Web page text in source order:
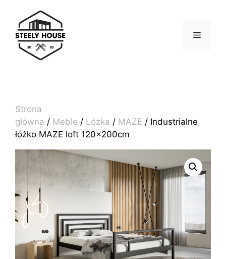
treści
MENU
Strona
główna / Meble / Łóżka / MAZE / Industrialne
łóżko MAZE loft 120x200cm